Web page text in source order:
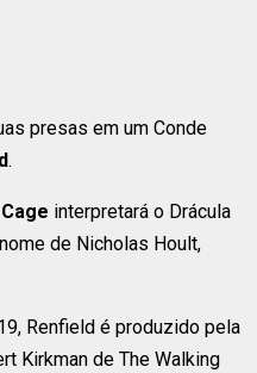
presas em um Conde
.
interpretará o Drácula
de Nicholas Hoult,
Renfield é produzido pela
Kirkman de The Walking